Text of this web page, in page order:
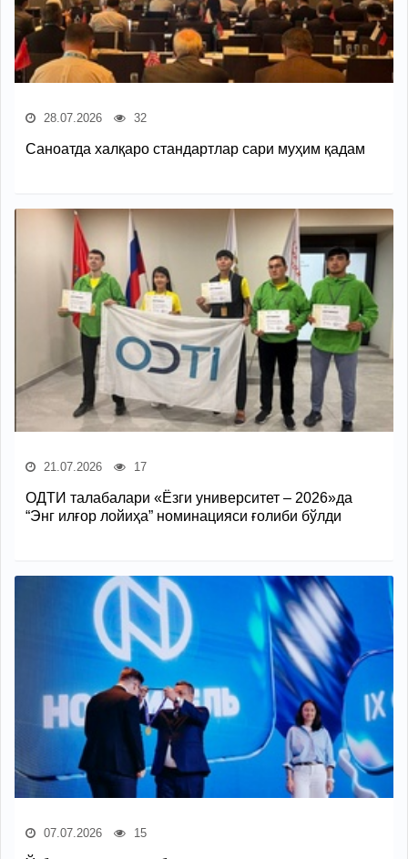
28.07.2026 32
Саноатда халқаро стандартлар сари муҳим қадам
21.07.2026 17
ОДТИ талабалари «Ёзги университет – 2026»да
“Энг илғор лойиҳа” номинацияси ғолиби бўлди
07.07.2026 15